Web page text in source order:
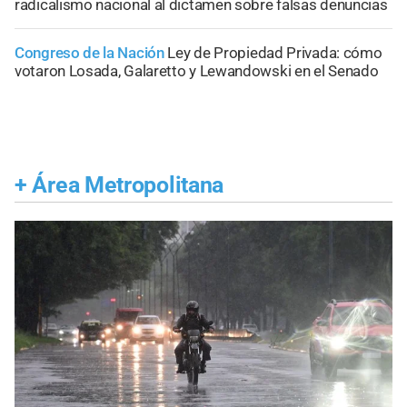
radicalismo nacional al dictamen sobre falsas denuncias
Congreso de la Nación Ley de Propiedad Privada: cómo
votaron Losada, Galaretto y Lewandowski en el Senado
+ Área Metropolitana